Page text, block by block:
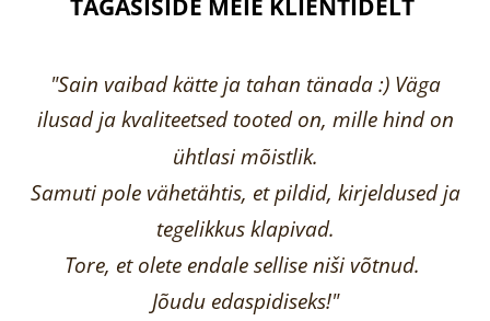
"Sain vaibad kätte ja tahan tänada :) Väga
ilusad ja kvaliteetsed tooted on, mille hind on
ühtlasi mõistlik.
Samuti pole vähetähtis, et pildid, kirjeldused ja
tegelikkus klapivad.
Tore, et olete endale sellise niši võtnud.
Jõudu edaspidiseks!"